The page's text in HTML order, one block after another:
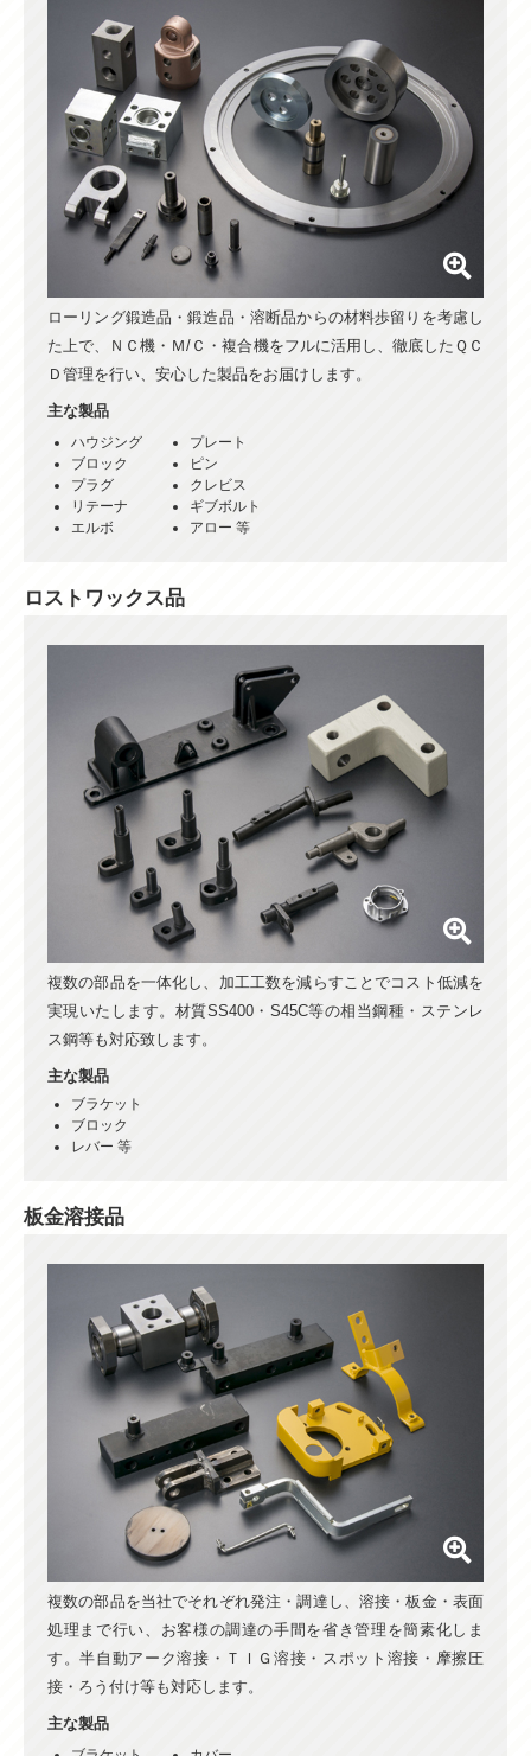
ローリング鍛造品・鍛造品・溶断品からの材料歩留りを考慮し
た上で、ＮＣ機・Ｍ/Ｃ・複合機をフルに活用し、徹底したＱＣ
Ｄ管理を行い、安心した製品をお届けします。
主な製品
ハウジング
ブロック
プラグ
リテーナ
エルボ
プレート
ピン
クレビス
ギブボルト
アロー 等
ロストワックス品
複数の部品を一体化し、加工工数を減らすことでコスト低減を
実現いたします。材質SS400・S45C等の相当鋼種・ステンレ
ス鋼等も対応致します。
主な製品
ブラケット
ブロック
レバー 等
板金溶接品
複数の部品を当社でそれぞれ発注・調達し、溶接・板金・表面
処理まで行い、お客様の調達の手間を省き管理を簡素化しま
す。半自動アーク溶接・ＴＩＧ溶接・スポット溶接・摩擦圧
接・ろう付け等も対応します。
主な製品